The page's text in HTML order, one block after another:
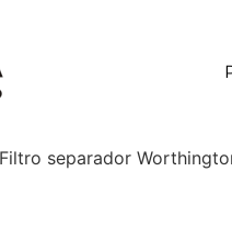
separador